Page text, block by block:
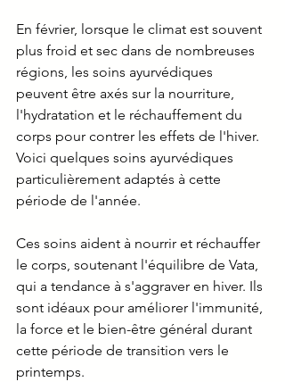
En février, lorsque le climat est souvent
plus froid et sec dans de nombreuses
régions, les soins ayurvédiques
peuvent être axés sur la nourriture,
l'hydratation et le réchauffement du
corps pour contrer les effets de l'hiver.
Voici quelques soins ayurvédiques
particulièrement adaptés à cette
période de l'année.
Ces soins aident à nourrir et réchauffer
le corps, soutenant l'équilibre de Vata,
qui a tendance à s'aggraver en hiver. Ils
sont idéaux pour améliorer l'immunité,
la force et le bien-être général durant
cette période de transition vers le
printemps.